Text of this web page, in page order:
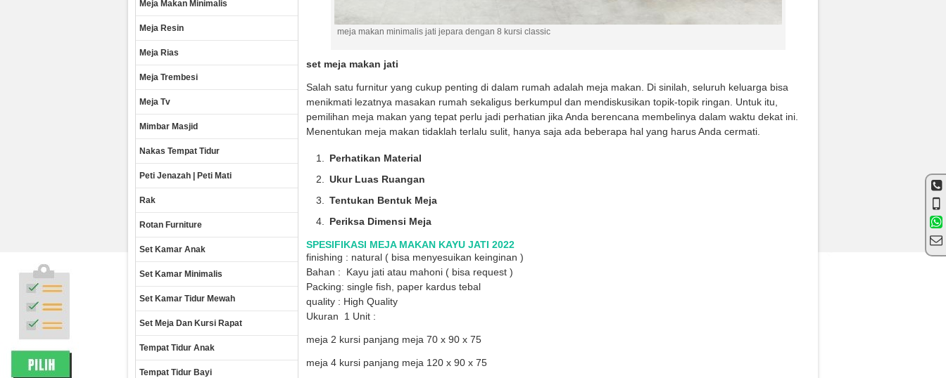
meja makan minimalis jati jepara dengan 8 kursi classic
set meja makan jati
Salah satu furnitur yang cukup penting di dalam rumah adalah meja makan. Di sinilah, seluruh keluarga bisa
menikmati lezatnya masakan rumah sekaligus berkumpul dan mendiskusikan topik-topik ringan. Untuk itu,
pemilihan meja makan yang tepat perlu jadi perhatian jika Anda berencana membelinya dalam waktu dekat ini.
Menentukan meja makan tidaklah terlalu sulit, hanya saja ada beberapa hal yang harus Anda cermati.
Perhatikan Material
Ukur Luas Ruangan
Tentukan Bentuk Meja
Periksa Dimensi Meja
SPESIFIKASI MEJA MAKAN KAYU JATI 2022
finishing : natural ( bisa menyesuikan keinginan )
Bahan : Kayu jati atau mahoni ( bisa request )
Packing: single fish, paper kardus tebal
quality : High Quality
Ukuran 1 Unit :
meja 2 kursi panjang meja 70 x 90 x 75
meja 4 kursi panjang meja 120 x 90 x 75
Meja Makan Minimalis
Meja Resin
Meja Rias
Meja Trembesi
Meja Tv
Mimbar Masjid
Nakas Tempat Tidur
Peti Jenazah | Peti Mati
Rak
Rotan Furniture
Set Kamar Anak
Set Kamar Minimalis
Set Kamar Tidur Mewah
Set Meja Dan Kursi Rapat
Tempat Tidur Anak
Tempat Tidur Bayi